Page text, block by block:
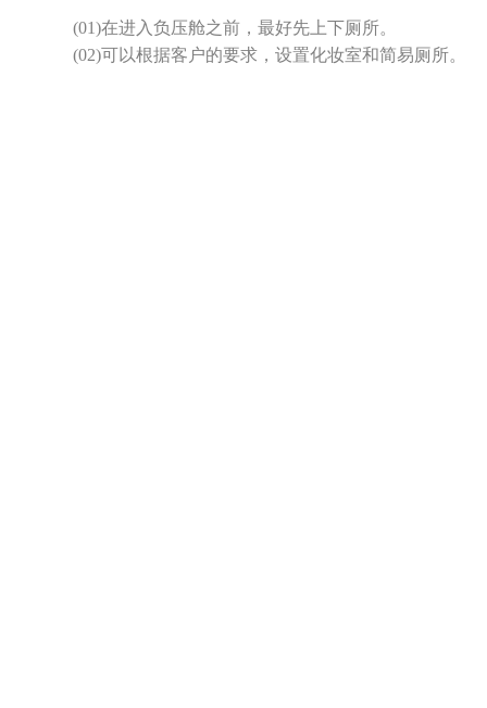
(01)在进入负压舱之前，最好先上下厕所。
(02)可以根据客户的要求，设置化妆室和简易厕所。